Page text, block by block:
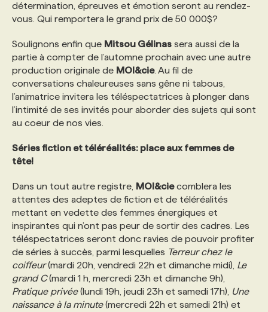
détermination, épreuves et émotion seront au rendez-
vous. Qui remportera le grand prix de 50 000$?
Soulignons enfin que Mitsou Gélinas sera aussi de la
partie à compter de l’automne prochain avec une autre
production originale de MOI&cie. Au fil de
conversations chaleureuses sans gêne ni tabous,
l’animatrice invitera les téléspectatrices à plonger dans
l’intimité de ses invités pour aborder des sujets qui sont
au coeur de nos vies.
Séries fiction et téléréalités: place aux femmes de
tête!
Dans un tout autre registre, MOI&ciecomblera les
attentes des adeptes de fiction et de téléréalités
mettant en vedette des femmes énergiques et
inspirantes qui n’ont pas peur de sortir des cadres. Les
téléspectatrices seront donc ravies de pouvoir profiter
de séries à succès, parmi lesquelles Terreur chez le
coiffeur(mardi 20h, vendredi 22h et dimanche midi), Le
grand C(mardi 1 h, mercredi 23h et dimanche 9h),
Pratique privée(lundi 19h, jeudi 23h et samedi 17h), Une
naissance à la minute(mercredi 22h et samedi 21h) et